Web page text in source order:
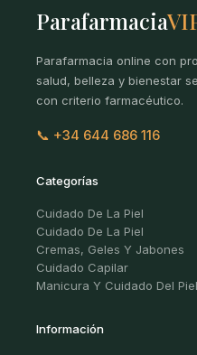
Parafarmacia
Parafarmacia online con
salud, belleza y bienestar
con criterio farmacéutico.
📞 +34 644 686 116
Categorías
Cuidado De La Piel
Cuidado De La Piel
Cremas, Geles Y Jabones
Cuidado Capilar
Manicura Y Cuidado Del Piel
Información